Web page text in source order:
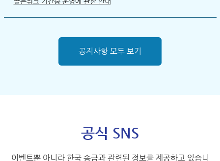
공지사항 모두 보기
공식 SNS
이벤트뿐 아니라 한국 송금과 관련된 정보를 제공하고 있습니